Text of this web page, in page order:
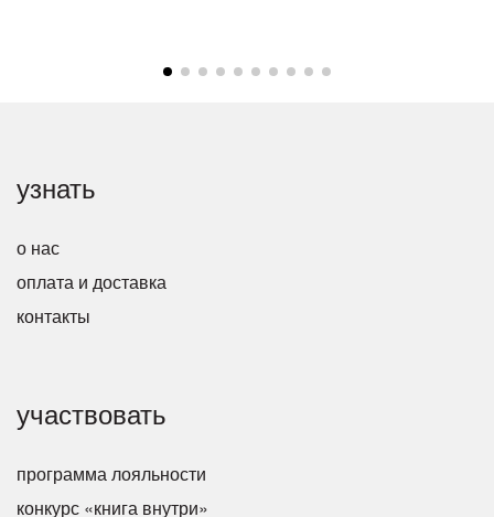
узнать
о нас
оплата и доставка
контакты
участвовать
программа лояльности
конкурс «книга внутри»